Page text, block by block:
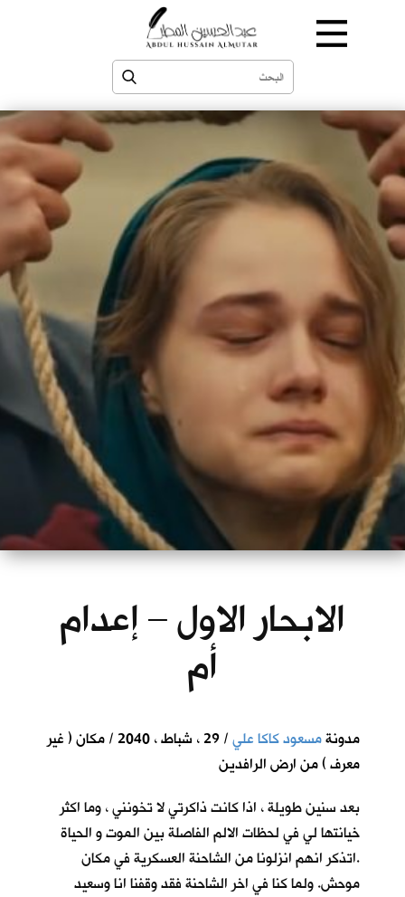
الابحار الاول – إعدام
أم
مدونةمسعود كاكا علي
/ 29 ، شباط ، 2040 / مكان ( غير
معرف ) من ارض الرافدين
بعد سنين طويلة ، اذا كانت ذاكرتي لا تخونني ، وما اكثر
خيانتها لي في لحظات الالم الفاصلة بين الموت و الحياة
.اتذكر انهم انزلونا من الشاحنة العسكرية في مكان
موحش. ولما كنا في اخر الشاحنة فقد وقفنا انا وسعيد